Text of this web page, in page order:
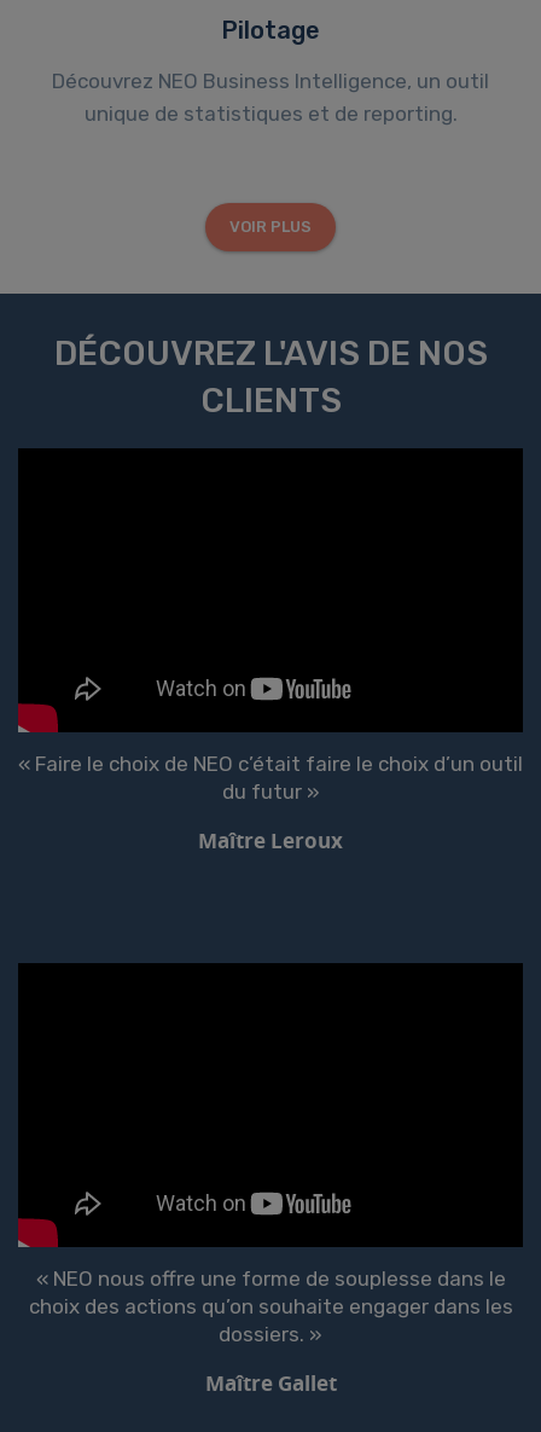
Pilotage
Découvrez NEO Business Intelligence, un outil
unique de statistiques et de reporting.
VOIR PLUS
DÉCOUVREZ L'AVIS DE NOS
CLIENTS
« Faire le choix de NEO c’était faire le choix d’un outil
du futur »
Maître Leroux
« NEO nous offre une forme de souplesse dans le
choix des actions qu’on souhaite engager dans les
dossiers. »
Maître Gallet